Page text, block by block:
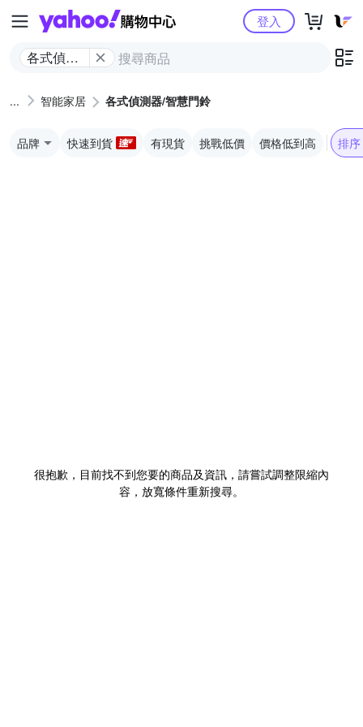
Yahoo購物中心
各式偵測
鈴
登入
智能家居 各式偵測器/智慧門鈴
品牌 快速到貨 有現貨 挑戰低價 價格低到高 排序
很抱歉，目前找不到您要的商品及資訊，請嘗試調整限縮內
容，放寬條件重新搜尋。